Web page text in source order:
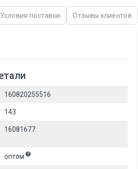
Условия поставки Отзывы клиентов
160820255516
143
16081677
оптом